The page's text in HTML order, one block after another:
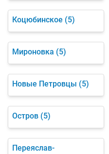
Коцюбинское (5)
Мироновка (5)
Новые Петровцы (5)
Остров (5)
Переяслав-